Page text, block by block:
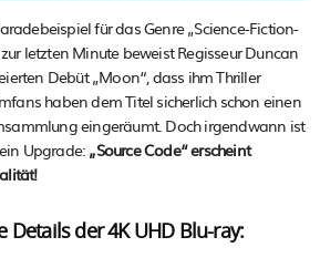
für das Genre „Science-Fiction-
letzten Minute beweist Regisseur Duncan
Debüt „Moon“, dass ihm Thriller
haben dem Titel sicherlich schon einen
eingeräumt. Doch irgendwann ist
Upgrade: „Source Code“ erscheint
Details der 4K UHD Blu-ray: